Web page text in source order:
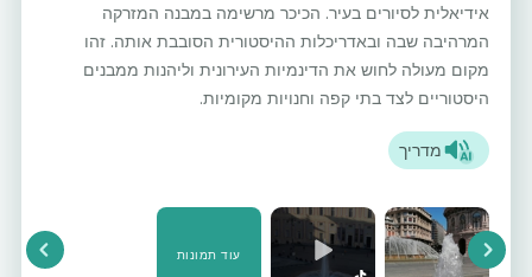
אידיאלית לסיורים בעיר. הכיכר מרשימה במבנה המזרקה
המרהיבה שבה ובאדריכלות ההיסטורית הסובבת אותה. זהו
מקום מעולה לחוש את הדינמיות העירונית וליהנות ממבנים
היסטוריים לצד בתי קפה וחנויות מקומיות.
מדריך
עוד תמונות Next